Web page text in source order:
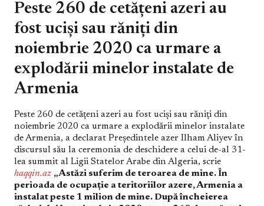
Peste 260 de cetățeni azeri au
fost uciși sau răniți din
noiembrie 2020 ca urmare a
explodării minelor instalate de
Armenia
Peste 260 de cetățeni azeri au fost uciși sau răniți din
noiembrie 2020 ca urmare a explodării minelor instalate
de Armenia, a declarat Președintele azer Ilham Aliyev în
discursul său la ceremonia de deschidere a celui de-al 31-
lea summit al Ligii Statelor Arabe din Algeria, scrie
haqqin.az „Astăzi suferim de teroarea de mine. În
perioada de ocupație a teritoriilor azere, Armenia a
instalat peste 1 milion de mine. După încheierea